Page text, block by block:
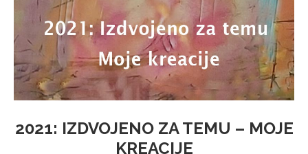
2021: IZDVOJENO ZA TEMU – MOJE
KREACIJE